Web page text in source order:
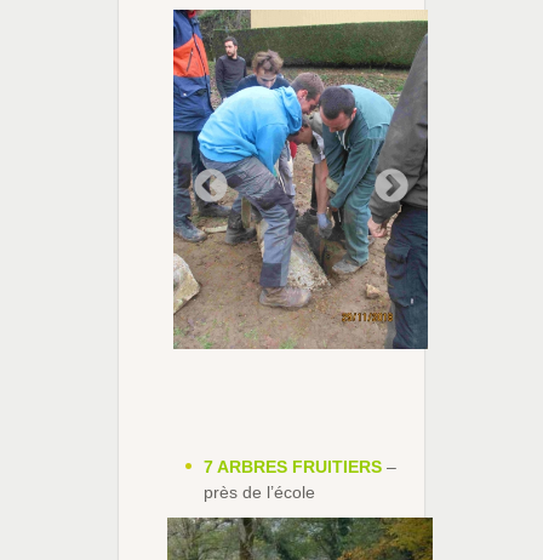
7 ARBRES FRUITIERS –
près de l’école